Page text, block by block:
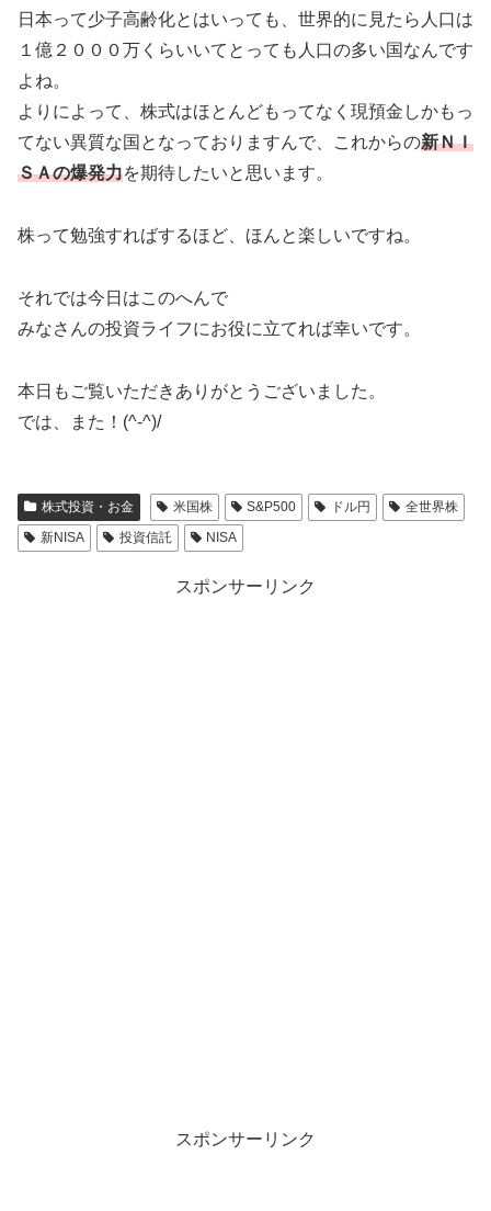
日本って少子高齢化とはいっても、世界的に見たら人口は
１億２０００万くらいいてとっても人口の多い国なんです
よね。
よりによって、株式はほとんどもってなく現預金しかもっ
てない異質な国となっておりますんで、これからの新ＮＩ
ＳＡの爆発力を期待したいと思います。
株って勉強すればするほど、ほんと楽しいですね。
それでは今日はこのへんで
みなさんの投資ライフにお役に立てれば幸いです。
本日もご覧いただきありがとうございました。
では、また！(^-^)/
株式投資・お金 米国株 S&P500 ドル円
全世界株
新NISA
投資信託 NISA
スポンサーリンク
スポンサーリンク